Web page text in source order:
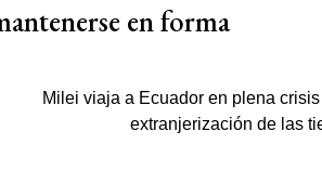
en forma